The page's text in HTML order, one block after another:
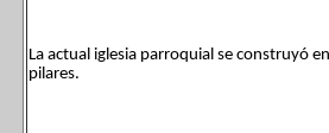
La actual iglesia parroquial se construyó
pilares.